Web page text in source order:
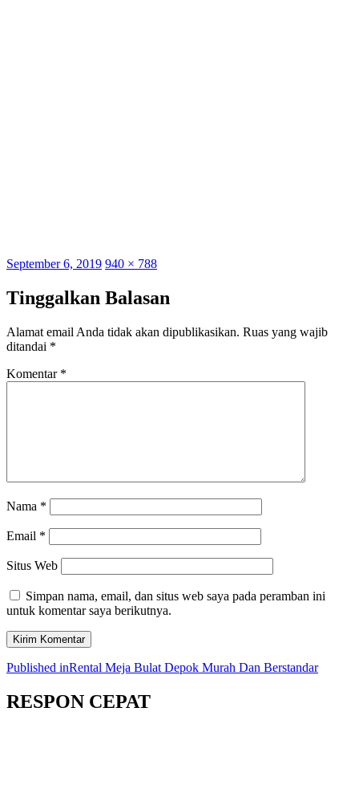
Posted
September 6, 2019 Full
940 × 788
Tinggalkan Balasan
Alamat email Anda tidak akan dipublikasikan. Ruas yang wajib
ditandai *
Komentar *
Nama *
Email *
Situs Web
Simpan nama, email, dan situs web saya pada peramban ini
untuk komentar saya berikutnya.
Navigasi
pos
Published inRental Meja Bulat Depok Murah Dan Berstandar
RESPON CEPAT